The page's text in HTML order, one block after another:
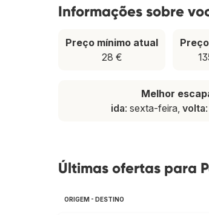
Informações sobre
Preço mínimo atual
28 €
Melhor
ida: sexta-feira, volta
Últimas ofertas para
ORIGEM - DESTINO